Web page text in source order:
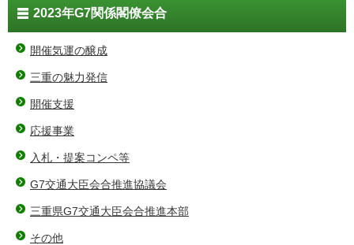
2023年G7関係閣僚会合
開催気運の醸成
三重の魅力発信
開催支援
応援事業
入札・提案コンペ等
G7交通大臣会合推進協議会
三重県G7交通大臣会合推進本部
その他